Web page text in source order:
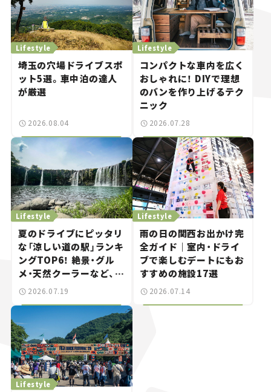
Lifestyle
埼玉の穴場ドライブスポ
ット5選。車中泊の達人
が厳選
2026.08.04
Lifestyle
コンパクトな車内を広く
おしゃれに！ DIYで理想
のバンを作り上げるテク
ニック
2026.07.28
Lifestyle
夏のドライブにピッタリ
な「涼しい道の駅」ランキ
ングTOP6！ 絶景・グル
メ・天然クーラーなど、避
暑におすすめのスポット
推し駅ガイド】vol.15
2026.07.19
Lifestyle
雨の日の関西お出かけ完
全ガイド｜室内・ドライ
ブで楽しむデートにもお
すすめの施設17選
2026.07.14
Lifestyle